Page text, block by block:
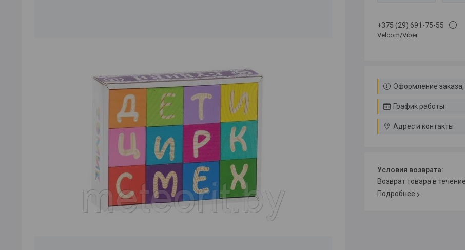
+375 (29) 691-75-55
Velcom/Viber
Оформление заказа,
График работы
Адрес и контакты
возврат товара в
Подробнее